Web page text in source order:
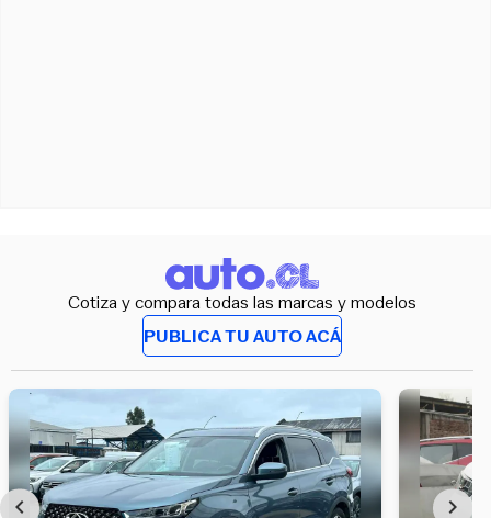
Cotiza y compara todas las marcas y modelos
PUBLICA TU AUTO ACÁ